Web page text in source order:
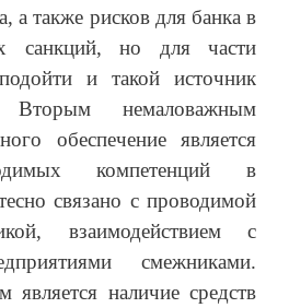
а также рисков для банка в
санкций, но для части
и такой источник
Вторым немаловажным
обеспечение является
компетенций в
связано с проводимой
взаимодействием с
смежниками.
является наличие средств